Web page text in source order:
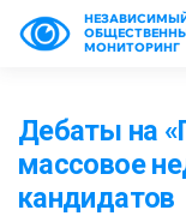
МОНИТОРИНГ
Дебаты на
массовое
кандидатов